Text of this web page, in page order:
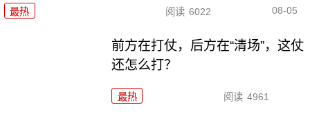
最热 阅读 6022 08-05
前方在打仗，后方在“清场”，这仗
还怎么打？
最热 阅读 4961